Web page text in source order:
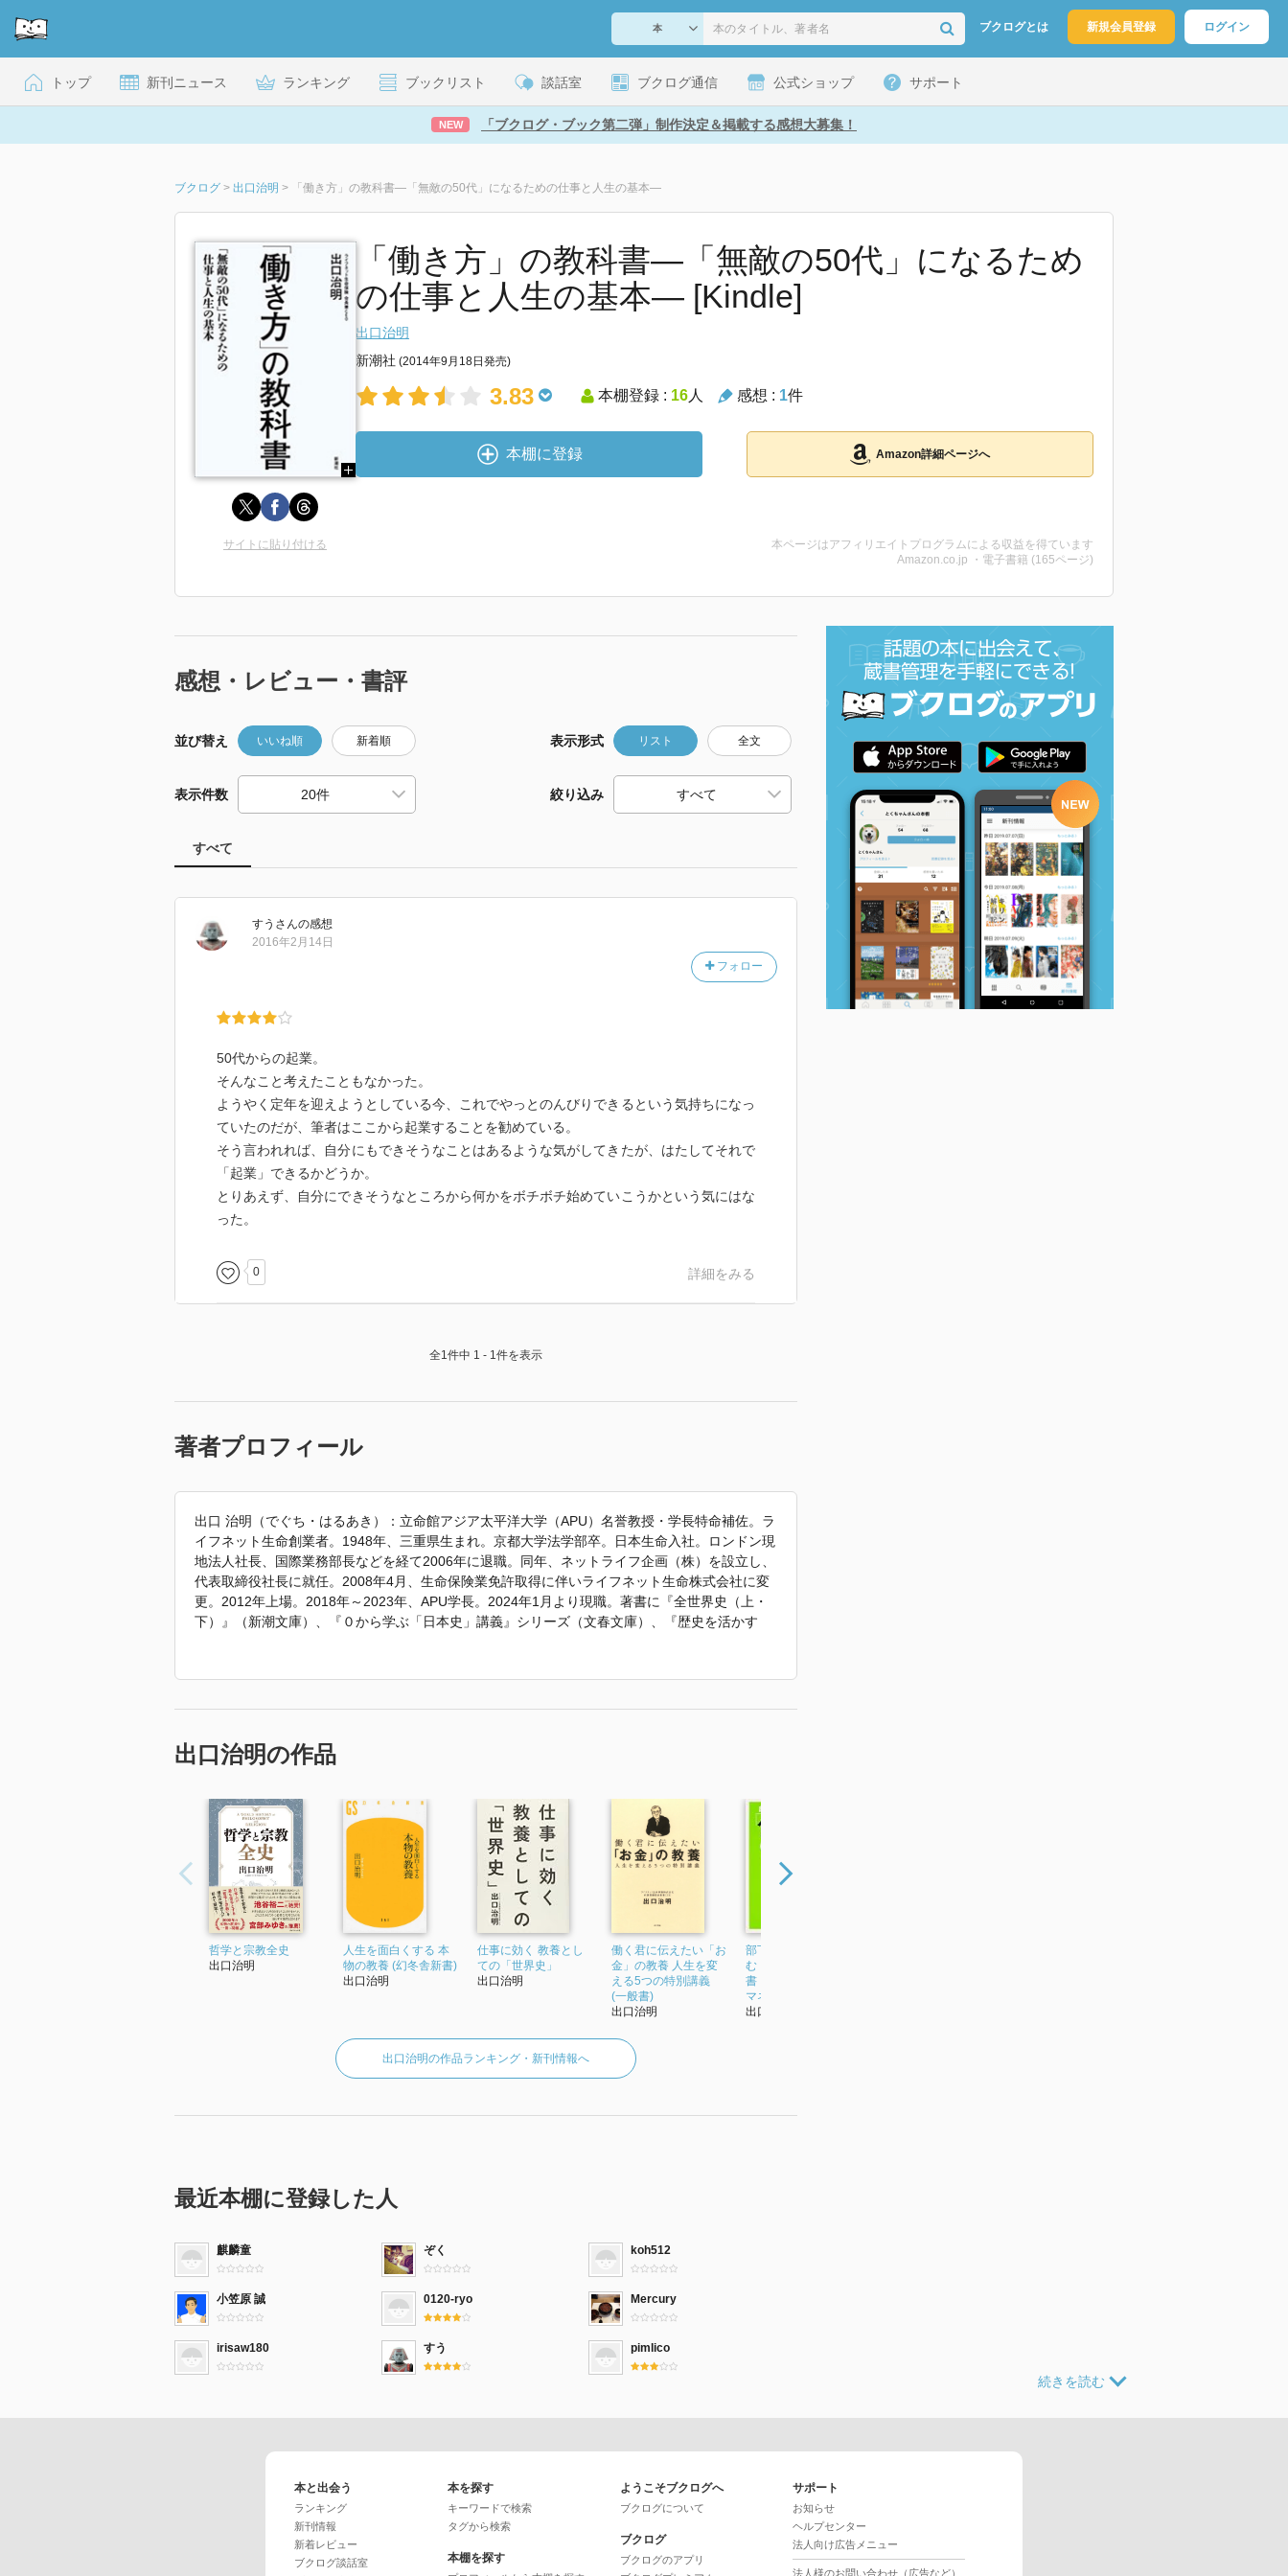
ブクログとは 新規会員登録 ログイン
トップ 新刊ニュース ランキング ブックリスト 談話室 ブクログ通信 公式ショップ サポート
NEW 「ブクログ・ブック第二弾」制作決定＆掲載する感想大募集！
ブクログ > 出口治明 > 「働き方」の教科書―「無敵の50代」になるための仕事と人生の基本―
「働き方」の教科書―「無敵の50代」になるため
の仕事と人生の基本― [Kindle]
出口治明
新潮社 (2014年9月18日発売)
3.83 本棚登録 : 16人 感想 : 1件
本棚に登録 Amazon詳細ページへ
サイトに貼り付ける
本ページはアフィリエイトプログラムによる収益を得ています
Amazon.co.jp ・電子書籍 (165ページ)
感想・レビュー・書評
並び替え いいね順 新着順 表示形式 リスト 全文
表示件数 絞り込み
すべて
すう さんの感想
フォロー
2016年2月14日
50代からの起業。
そんなこと考えたこともなかった。
ようやく定年を迎えようとしている今、これでやっとのんびりできるという気持ちになっ
ていたのだが、筆者はここから起業することを勧めている。
そう言われれば、自分にもできそうなことはあるような気がしてきたが、はたしてそれで
「起業」できるかどうか。
とりあえず、自分にできそうなところから何かをボチボチ始めていこうかという気にはな
った。
0 詳細をみる
全1件中 1 - 1件を表示
著者プロフィール
出口 治明（でぐち・はるあき）：立命館アジア太平洋大学（APU）名誉教授・学長特命補佐。ラ
イフネット生命創業者。1948年、三重県生まれ。京都大学法学部卒。日本生命入社。ロンドン現
地法人社長、国際業務部長などを経て2006年に退職。同年、ネットライフ企画（株）を設立し、
代表取締役社長に就任。2008年4月、生命保険業免許取得に伴いライフネット生命株式会社に変
更。2012年上場。2018年～2023年、APU学長。2024年1月より現職。著書に『全世界史（上・
下）』（新潮文庫）、『０から学ぶ「日本史」講義』シリーズ（文春文庫）、『歴史を活かす
（幻冬舎新書）、『出口治明学長が語る 人生が楽しくなる世界の名画150』（星海社新書）、
「2024年 『人類５０００年史Ⅵ』 で使われていた紹介文から引用しています。」
出口治明の作品
哲学と宗教全史
出口治明
人生を面白くする 本
物の教養 (幻冬舎新書)
出口治明
仕事に効く 教養とし
ての「世界史」
出口治明
働く君に伝えたい「お
金」の教養 人生を変
える5つの特別講義
(一般書)
出口治明
部下を持ったら必ず読
む 「任せ方」の教科
書 「プレーイング・
マネージャー」に...
出口治明
出口治明の作品ランキング・新刊情報へ
最近本棚に登録した人
麒麟童 ぞく koh512
小笠原 誠 0120-ryo Mercury
irisaw180 すう pimlico
本と出会う
ランキング
新刊情報
新着レビュー
ブクログ談話室
本を探す
キーワードで検索
タグから検索
本棚を探す
ようこそブクログへ
ブクログについて
ブクログ
ブクログのアプリ
サポート
お知らせ
ヘルプセンター
法人向け広告メニュー
法人様のお問い合わせ（広告など）